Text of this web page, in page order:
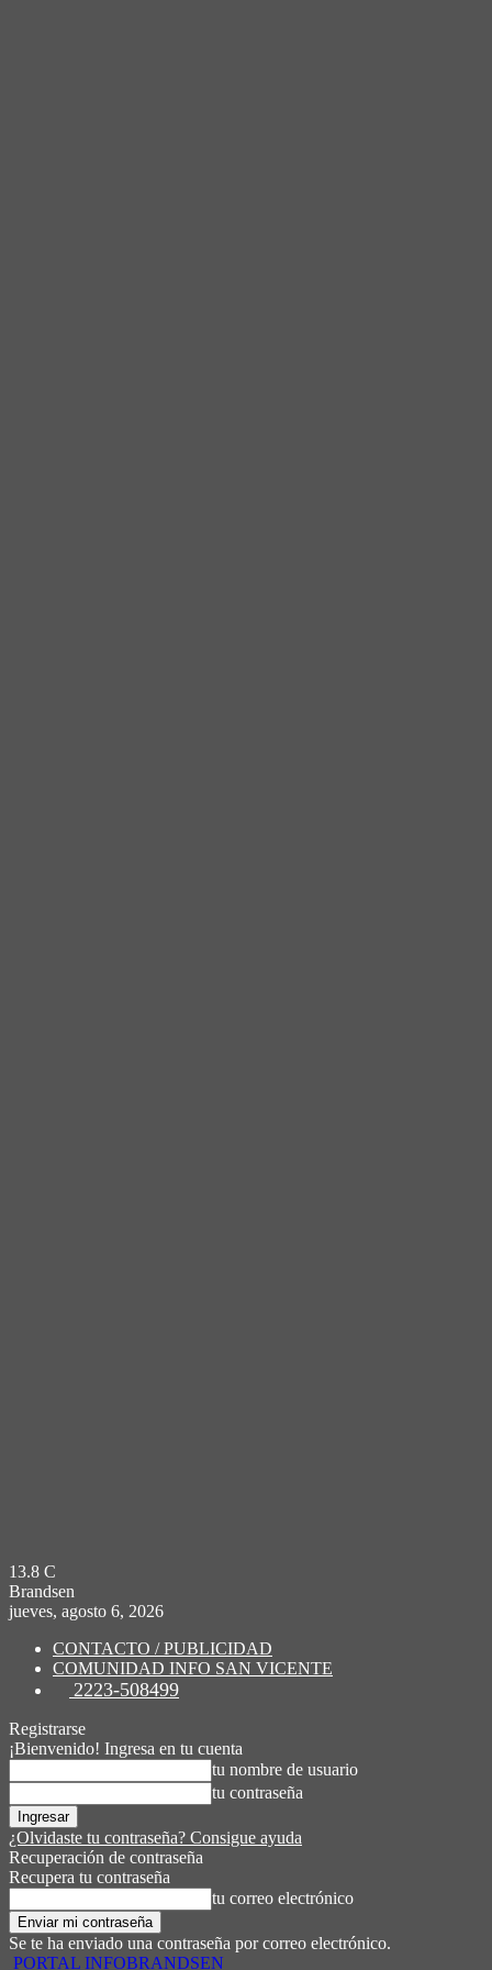
13.8 C
Brandsen
jueves, agosto 6, 2026
CONTACTO / PUBLICIDAD
COMUNIDAD INFO SAN VICENTE
2223-508499
Registrarse
¡Bienvenido! Ingresa en tu cuenta
tu nombre de usuario
tu contraseña
¿Olvidaste tu contraseña? Consigue ayuda
Recuperación de contraseña
Recupera tu contraseña
tu correo electrónico
Se te ha enviado una contraseña por correo electrónico.
PORTAL INFOBRANDSEN